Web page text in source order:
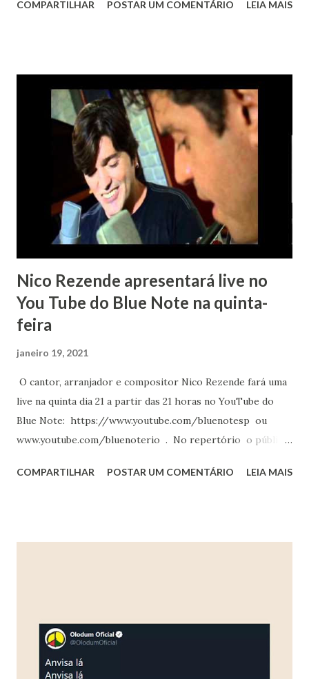
do Samba ao pop/rock nacional. Eu claro, ouvia muito o que
reprimia, dançava com eles no portunhol e cantava (eu
enrolava) "Doces Beijos", e meu favorito era Robi Rosa (
imagina Rick Martin era só uma criança como eu rs). Mais
crescidinha conheci um grupo lançado por Gugu Liberato
pela produtora Promoart chamado Dominó . Pronto. Foi
paixão à primeira ouvida, ainda mais por que eles chamavam
pra dançar no " balanço do mar". Na época da Copa de 86,
tinha até a música " acharemos o momento dentro...
COMPARTILHAR POSTAR UM COMENTÁRIO LEIA MAIS
Nico Rezende apresentará live no
You Tube do Blue Note na quinta-
feira
janeiro 19, 2021
O cantor, arranjador e compositor Nico Rezende fará uma
live na quinta dia 21 a partir das 21 horas no YouTube do
Blue Note: https://www.youtube.com/bluenotesp ou
www.youtube.com/bluenoterio . No repertório o público
cool Jazz de Chet Baker ao seu super conhecido
Esquece e vem", tema de Malu Mader em " O Outro". Tem
muitas músicas que foram feitas por ele que gosto muito e
que sempre pedi aos meus amigos pra tocarem pra que eu
COMPARTILHAR POSTAR UM COMENTÁRIO LEIA MAIS